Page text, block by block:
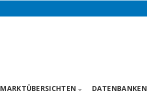
MARKTÜBERSICHTEN DATENBANKEN